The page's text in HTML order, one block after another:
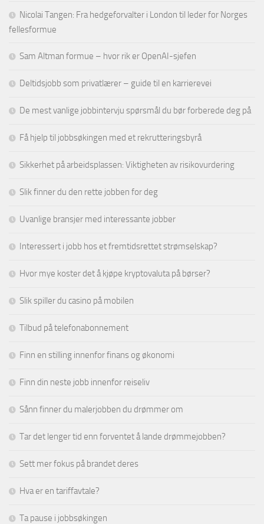
Nicolai Tangen: Fra hedgeforvalter i London til leder for Norges
fellesformue
Sam Altman formue – hvor rik er OpenAI-sjefen
Deltidsjobb som privatlærer – guide til en karrierevei
De mest vanlige jobbintervju spørsmål du bør forberede deg på
Få hjelp til jobbsøkingen med et rekrutteringsbyrå
Sikkerhet på arbeidsplassen: Viktigheten av risikovurdering
Slik finner du den rette jobben for deg
Uvanlige bransjer med interessante jobber
Interessert i jobb hos et fremtidsrettet strømselskap?
Hvor mye koster det å kjøpe kryptovaluta på børser?
Slik spiller du casino på mobilen
Tilbud på telefonabonnement
Finn en stilling innenfor finans og økonomi
Finn din neste jobb innenfor reiseliv
Sånn finner du malerjobben du drømmer om
Tar det lenger tid enn forventet å lande drømmejobben?
Sett mer fokus på brandet deres
Hva er en tariffavtale?
Ta pause i jobbsøkingen